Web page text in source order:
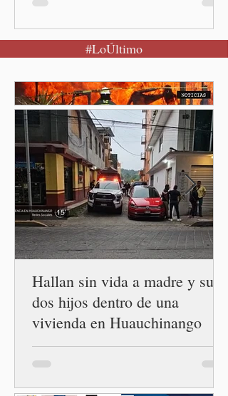
de México.-Puebla será el
punto de partida de la
Reforestación, una
estrategia del Gobierno de
México que reunirá de
manera simultánea a
autoridades, ejidos,
comunidades y ciudadanía de
las 32 entidades para
impulsar la restauración de
los ecosistemas forestales.
Durante la Mañanera del
Pueblo, a través de un
#LoÚltimo
Hallan sin vida a madre y sus
dos hijos dentro de una
vivienda en Huauchinango